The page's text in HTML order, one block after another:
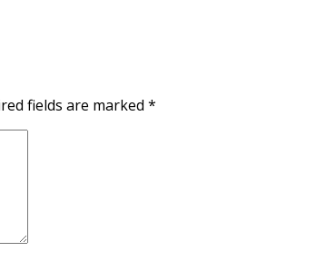
fields are marked *